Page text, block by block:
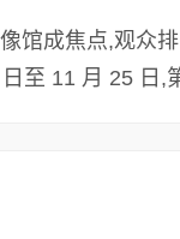
馆成焦点,观众
至 11 月 25 日,